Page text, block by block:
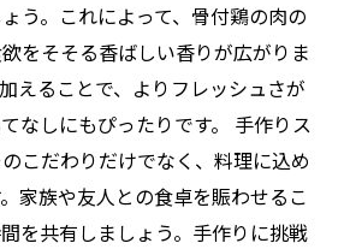
う。これによって、骨付鶏の肉の
をそそる香ばしい香りが広がりま
えることで、よりフレッシュさが
なしにもぴったりです。 手作りス
こだわりだけでなく、料理に込め
家族や友人との食卓を賑わせるこ
を共有しましょう。手作りに挑戦